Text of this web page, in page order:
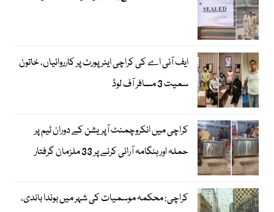
ایف آئی اے کی کراچی ایئرپورٹ پر کارروائیاں، خاتون
سمیت 3 مسافر آف لوڈ
کراچی میں انکروچمنٹ آپریشن کے دوران ٹیم پر
حملہ اور ہنگامہ آرائی کرنے پر 33 ملزمان گرفتار
کراچی: محکمہ موسمیات کی شہر میں بوندا باندی،